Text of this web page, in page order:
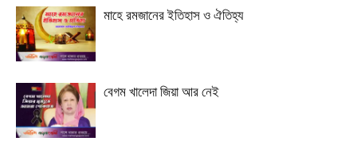
মাহে রমজানের ইতিহাস ও ঐতিহ্য
বেগম খালেদা জিয়া আর নেই